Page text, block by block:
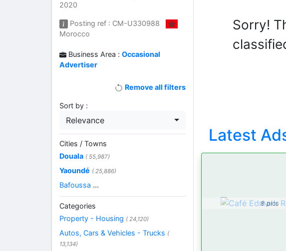
Sorry!
Latest
8 pics
2020
Posting ref : CM-U330988
Morocco
Business Area :Occasional
Advertiser
Remove all filters
Sort by :
Relevance
Cities / Towns
Douala ( 55,987)
Yaoundé ( 25,886)
Bafoussa ...
Categories
Property - Housing ( 24,120)
Autos, Cars & Vehicles - Trucks (
13,134)